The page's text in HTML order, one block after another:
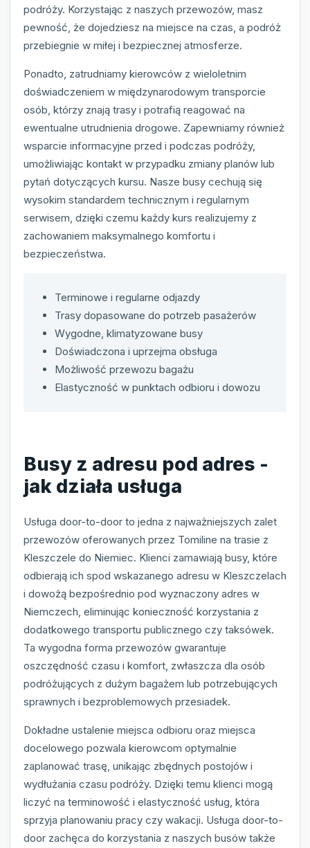
podróży. Korzystając z naszych przewozów, masz
pewność, że dojedziesz na miejsce na czas, a podróż
przebiegnie w miłej i bezpiecznej atmosferze.
Ponadto, zatrudniamy kierowców z wieloletnim
doświadczeniem w międzynarodowym transporcie
osób, którzy znają trasy i potrafią reagować na
ewentualne utrudnienia drogowe. Zapewniamy również
wsparcie informacyjne przed i podczas podróży,
umożliwiając kontakt w przypadku zmiany planów lub
pytań dotyczących kursu. Nasze busy cechują się
wysokim standardem technicznym i regularnym
serwisem, dzięki czemu każdy kurs realizujemy z
zachowaniem maksymalnego komfortu i
bezpieczeństwa.
Terminowe i regularne odjazdy
Trasy dopasowane do potrzeb pasażerów
Wygodne, klimatyzowane busy
Doświadczona i uprzejma obsługa
Możliwość przewozu bagażu
Elastyczność w punktach odbioru i dowozu
Busy z adresu pod adres -
jak działa usługa
Usługa door-to-door to jedna z najważniejszych zalet
przewozów oferowanych przez Tomiline na trasie z
Kleszczele do Niemiec. Klienci zamawiają busy, które
odbierają ich spod wskazanego adresu w Kleszczelach
i dowożą bezpośrednio pod wyznaczony adres w
Niemczech, eliminując konieczność korzystania z
dodatkowego transportu publicznego czy taksówek.
Ta wygodna forma przewozów gwarantuje
oszczędność czasu i komfort, zwłaszcza dla osób
podróżujących z dużym bagażem lub potrzebujących
sprawnych i bezproblemowych przesiadek.
Dokładne ustalenie miejsca odbioru oraz miejsca
docelowego pozwala kierowcom optymalnie
zaplanować trasę, unikając zbędnych postojów i
wydłużania czasu podróży. Dzięki temu klienci mogą
liczyć na terminowość i elastyczność usług, która
sprzyja planowaniu pracy czy wakacji. Usługa door-to-
door zachęca do korzystania z naszych busów także